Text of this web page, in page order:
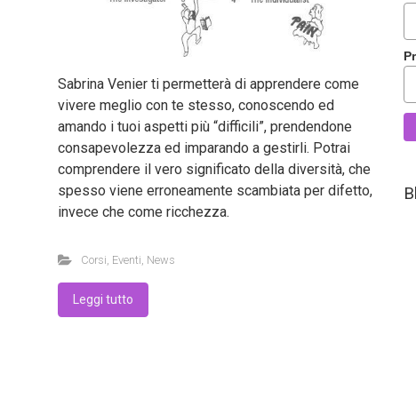
Sabrina Venier ti permetterà di apprendere come
vivere meglio con te stesso, conoscendo ed
amando i tuoi aspetti più “difficili”, prendendone
consapevolezza ed imparando a gestirli. Potrai
comprendere il vero significato della diversità, che
spesso viene erroneamente scambiata per difetto,
invece che come ricchezza.
Corsi Eventi News
Leggi tutto